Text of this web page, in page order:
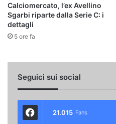
Calciomercato, l’ex Avellino
Sgarbi riparte dalla Serie C: i
dettagli
5 ore fa
Seguici sui social
21.015 Fans